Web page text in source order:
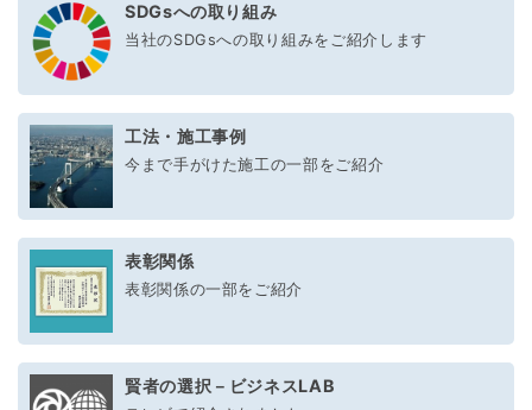
SDGsへの取り組み
当社のSDGsへの取り組みをご紹介します
工法・施工事例
今まで手がけた施工の一部をご紹介
表彰関係
表彰関係の一部をご紹介
賢者の選択－ビジネスLAB